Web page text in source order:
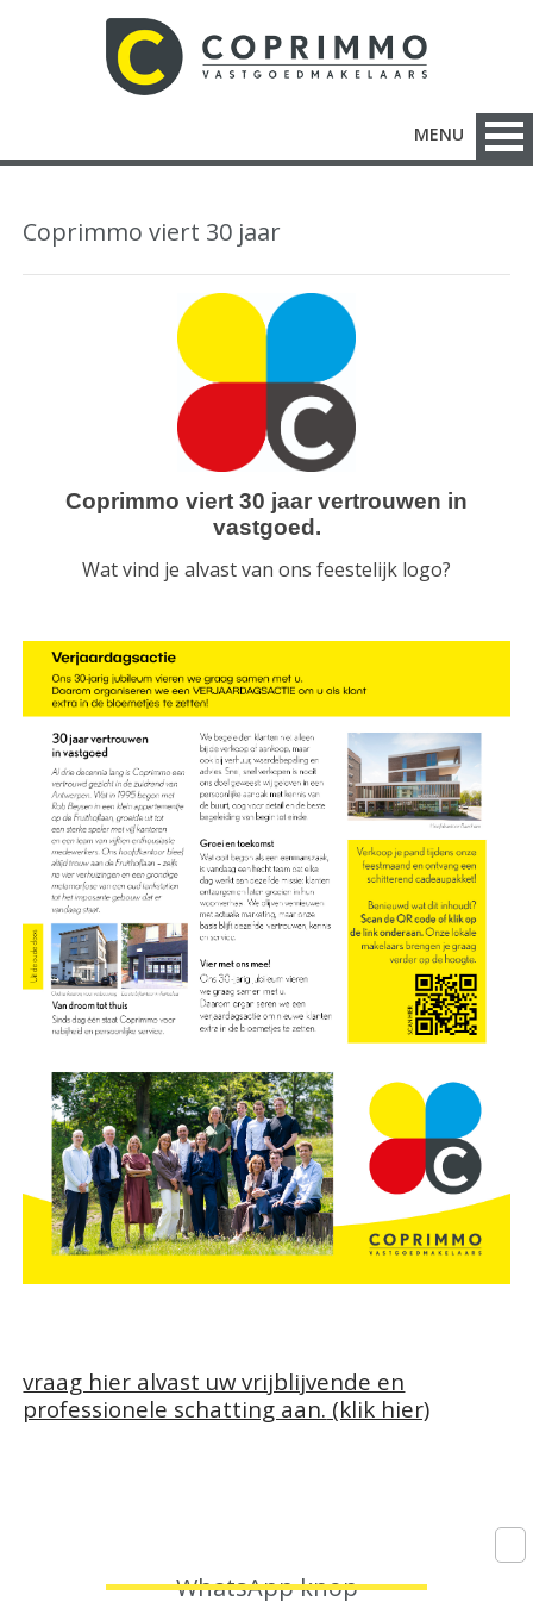
MENU
Coprimmo viert 30 jaar
Coprimmo viert 30 jaar vertrouwen in
vastgoed.
Wat vind je alvast van ons feestelijk logo?
vraag hier alvast uw vrijblijvende en
professionele schatting aan. (klik hier)
WhatsApp knop